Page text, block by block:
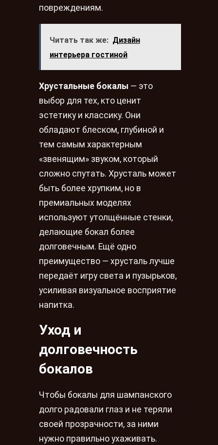
повреждениям.
Читать так же: Дизайн
интерьера гостиной
Хрустальные бокалы — это
выбор для тех, кто ценит
эстетику и классику. Они
обладают блеском, глубиной и
тем самым характерным
«звенящим» звуком, который
сложно спутать. Хрусталь может
быть более хрупким, но в
премиальных моделях
используют утолщённые стенки,
делающие бокал более
долговечным. Ещё одно
преимущество — хрусталь лучше
передаёт игру света и пузырьков,
усиливая визуальное восприятие
напитка.
Уход и
долговечность
бокалов
Чтобы бокалы для шампанского
долго радовали глаз и не теряли
своей прозрачности, за ними
нужно правильно ухаживать.